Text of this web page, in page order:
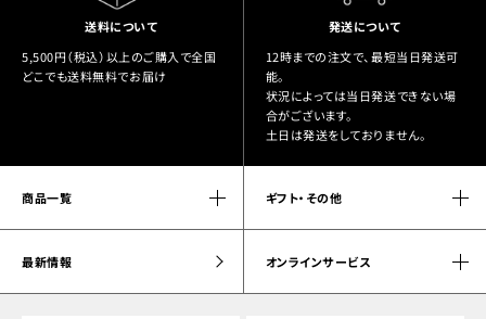
送料について
5,500円（税込）以上のご購入で全国
どこでも送料無料でお届け
発送について
12時までの注文で、最短当日発送可
能。
状況によっては当日発送できない場
合がございます。
土日は発送をしておりません。
商品一覧 ギフト・その他
最新情報 オンラインサービス